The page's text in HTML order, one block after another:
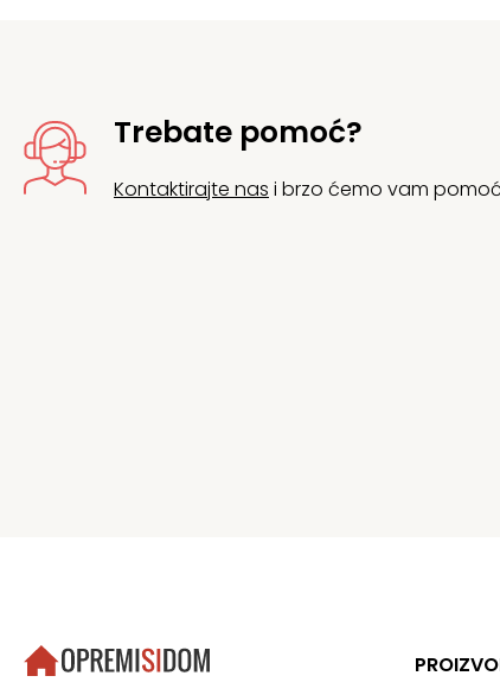
Trebate pomoć?
Kontaktirajte nas i brzo ćemo vam